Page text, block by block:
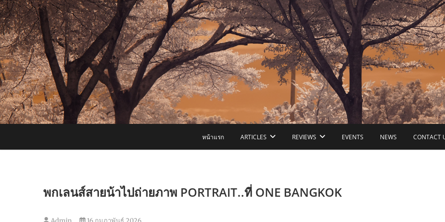
Skip
to
content
หน้าแรก ARTICLES REVIEWS EVENTS NEWS CONTACT
พกเลนส์สายน้าไปถ่ายภาพ PORTRAIT..ที่ ONE BANGKOK